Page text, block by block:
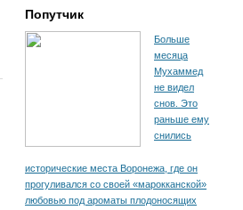
Попутчик
Больше
месяца
Мухаммед
не видел
снов. Это
раньше ему
снились
исторические места Воронежа, где он
прогуливался со своей «марокканской»
любовью под ароматы плодоносящих